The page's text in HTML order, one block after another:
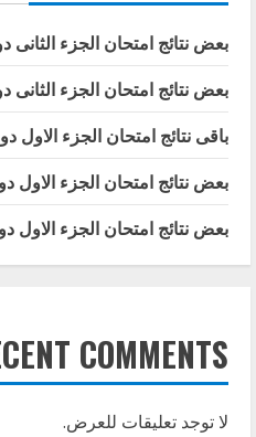
بعض نتائج امتحان الجزء الثانى دور
بعض نتائج امتحان الجزء الثانى دور
باقى نتائج امتحان الجزء الاول دور
بعض نتائج امتحان الجزء الاول دور
بعض نتائج امتحان الجزء الاول دور
COMMENTS
لا توجد تعليقات للعرض.